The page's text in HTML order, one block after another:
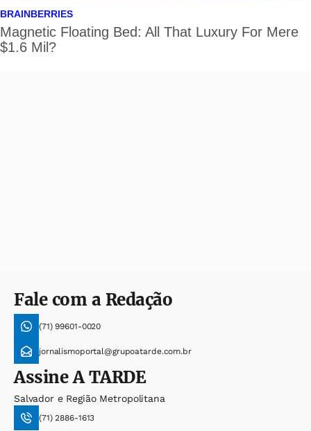
Fale com a Redação
(71) 99601-0020
jornalismoportal@grupoatarde.com.br
AssineA TARDE
Salvador e Região Metropolitana
(71) 2886-1613